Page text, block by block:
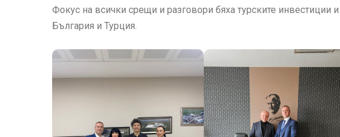
Фокус на всички срещи и разговори бяха турските инвестиции
България и Турция.